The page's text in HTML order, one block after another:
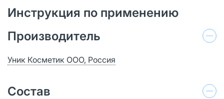
Инструкция по применению
Производитель
Уник Косметик ООО, Россия
Состав